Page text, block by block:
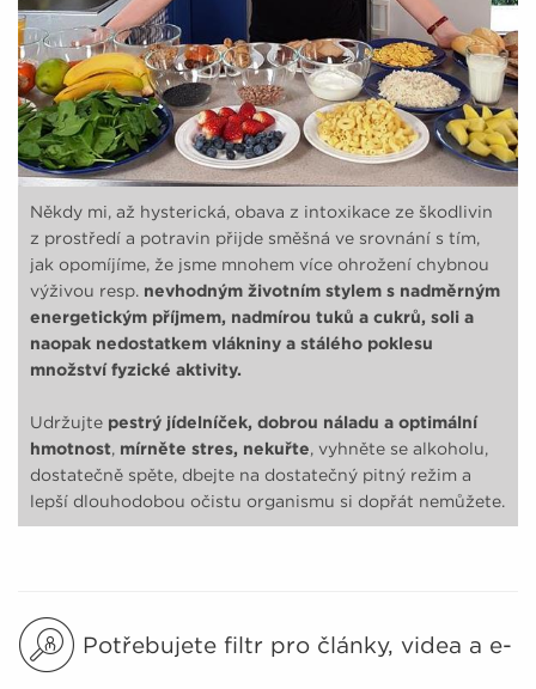
Někdy mi, až hysterická, obava z intoxikace ze škodlivin
z prostředí a potravin přijde směšná ve srovnání s tím,
jak opomíjíme, že jsme mnohem více ohrožení chybnou
výživou resp. nevhodným životním stylem s nadměrným
energetickým příjmem, nadmírou tuků a cukrů, soli a
naopak nedostatkem vlákniny a stálého poklesu
množství fyzické aktivity.
Udržujte pestrý jídelníček, dobrou náladu a optimální
hmotnost, mírněte stres, nekuřte, vyhněte se alkoholu,
dostatečně spěte, dbejte na dostatečný pitný režim a
lepší dlouhodobou očistu organismu si dopřát nemůžete.
Potřebujete filtr pro články, videa a e-